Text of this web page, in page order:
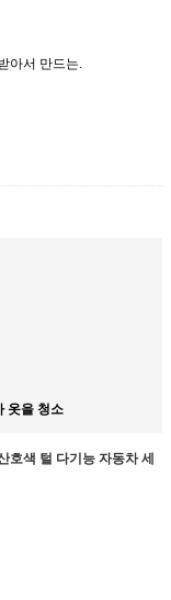
아서 만드는.
옷을 청소
호색 털 다기능 자동차 세